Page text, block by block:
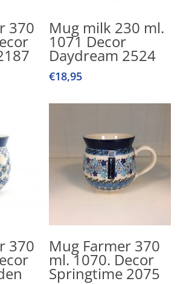
370
Winkelwagen
Mug milk 230 ml.
1071 Decor
Daydream 2524
€18,95
370 Mug Farmer 370
ml. 1070. Decor
Springtime 2075